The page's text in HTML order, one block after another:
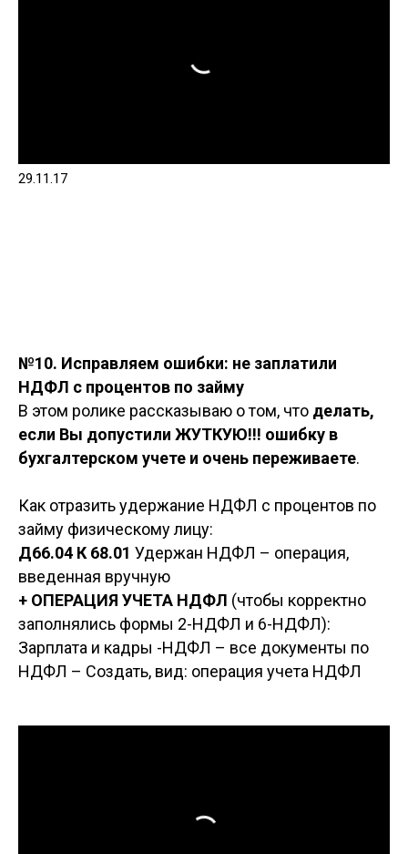
29.11.17
№10. Исправляем ошибки: не заплатили
НДФЛ с процентов по займу
В этом ролике рассказываю о том, что делать,
если Вы допустили ЖУТКУЮ!!! ошибку в
бухгалтерском учете и очень переживаете.
Как отразить удержание НДФЛ с процентов по
займу физическому лицу:
Д66.04 К 68.01 Удержан НДФЛ – операция,
введенная вручную
+ ОПЕРАЦИЯ УЧЕТА НДФЛ (чтобы корректно
заполнялись формы 2-НДФЛ и 6-НДФЛ):
Зарплата и кадры -НДФЛ – все документы по
НДФЛ – Создать, вид: операция учета НДФЛ